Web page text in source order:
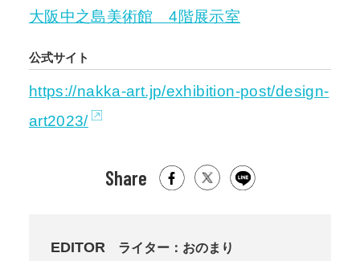
大阪中之島美術館 4階展示室
公式サイト
https://nakka-art.jp/exhibition-post/design-
art2023/
Share
EDITOR ライター：おのまり